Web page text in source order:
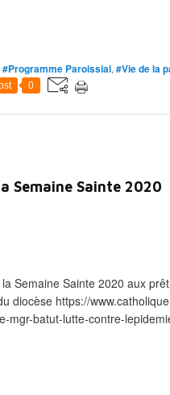
#Programme Paroissial, #Vie de la
0
Semaine Sainte 2020
Semaine Sainte 2020 aux
diocèse https://
mgr-batut-lutte-contre-